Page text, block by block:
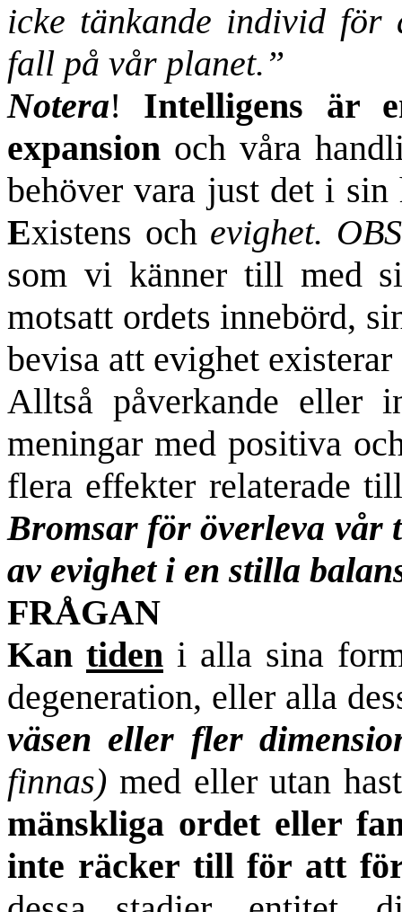
icke tänkande individ
fall på vår planet.”
Notera! Intelligens är
expansion och våra
behöver vara just det i
Existens och evighet.
som vi känner till med
motsatt ordets innebörd,
bevisa att evighet
Alltså påverkande eller
meningar med positiva
flera effekter relaterade
Bromsar för överleva vår
av evighet i en stilla
FRÅGAN
Kan tiden i alla sina
degeneration, eller alla
väsen eller fler
finnas) med eller utan
mänskliga ordet eller
inte räcker till för att